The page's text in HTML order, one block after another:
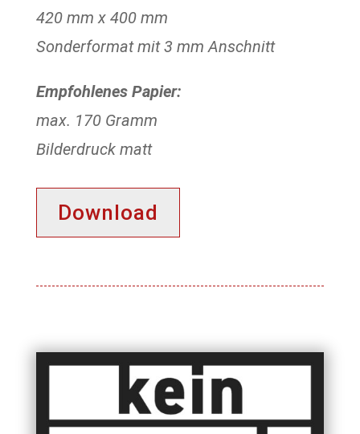
420 mm x 400 mm
Sonderformat mit 3 mm Anschnitt
Empfohlenes Papier:
max. 170 Gramm
Bilderdruck matt
Download